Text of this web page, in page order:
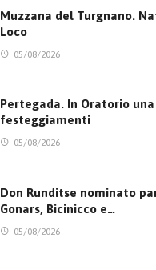
Muzzana del Turgnano.
Loco
05/08/2026
Pertegada. In Oratorio
festeggiamenti
05/08/2026
Don Runditse nominato
Gonars, Bicinicco e…
05/08/2026